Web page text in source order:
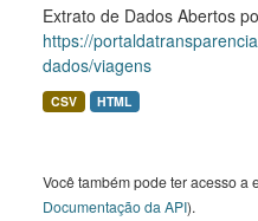
Extrato de Dados Abertos
https://
dados/viagens
CSV HTML
Você também pode ter acesso a
Documentação da API).